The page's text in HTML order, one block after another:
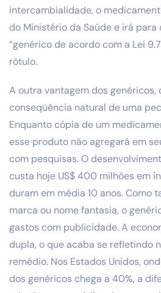
intercambialidade, o
do Ministério da Saúde e irá
“genérico de acordo com a Lei
rótulo.
A outra vantagem dos genéricos,
conseqüência natural de uma
Enquanto cópia de um
esse produto não agregará em
com pesquisas. O
custa hoje US$ 400 milhões em
duram em média 10 anos. Como
marca ou nome fantasia, o
gastos com publicidade. A
dupla, o que acaba se refletindo
remédio. Nos Estados Unidos,
dos genéricos chega a 40%, a